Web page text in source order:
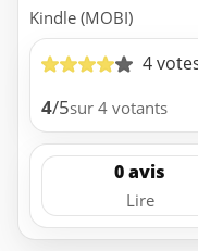
Kindle (MOBI)
4
4/5sur 4 votants
0 avis
Lire